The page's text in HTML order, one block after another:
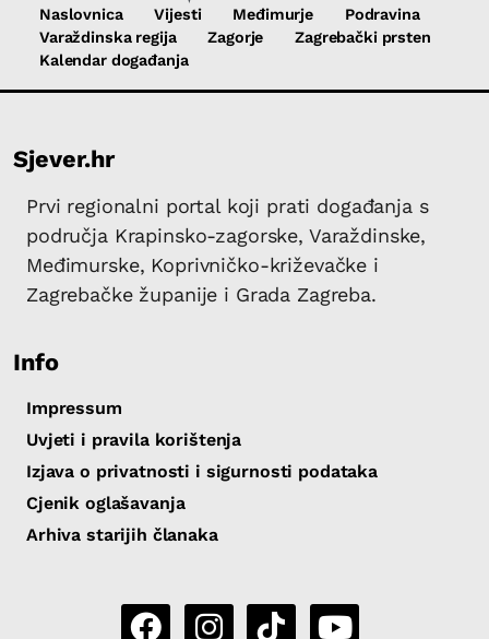
Naslovnica Vijesti Međimurje
Podravina
Varaždinska regija
Zagorje
Zagrebački prsten
Kalendar događanja
Sjever.hr
Prvi regionalni portal koji prati događanja s
područja Krapinsko-zagorske, Varaždinske,
Međimurske, Koprivničko-križevačke i
Zagrebačke županije i Grada Zagreba.
Info
Impressum
Uvjeti i pravila korištenja
Izjava o privatnosti i sigurnosti podataka
Cjenik oglašavanja
Arhiva starijih članaka